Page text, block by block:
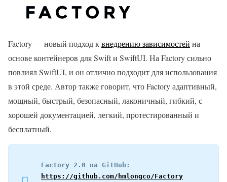
Factory — новый подход квнедрению зависимостей на
основе контейнеров для Swift и SwiftUI. На Factory сильно
повлиял SwiftUI, и он отлично подходит для использования
в этой среде. Автор также говорит, что Factory адаптивный,
мощный, быстрый, безопасный, лаконичный, гибкий, с
хорошей документацией, легкий, протестированный и
бесплатный.
https://github.com/hmlongco/Factory